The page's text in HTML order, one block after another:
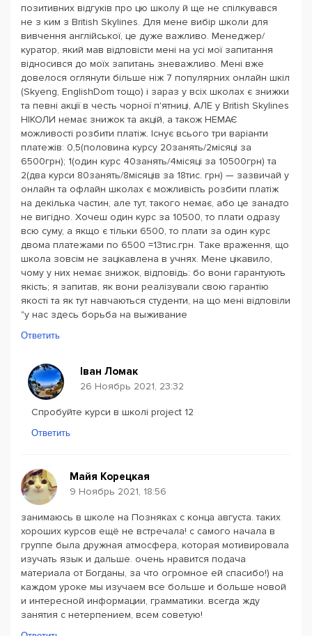
позитивних відгуків про цю школу й ще не спілкувався
не з ким з British Skylines. Для мене вибір школи для
вивчення англійської, це дуже важливо. Менеджер/
куратор, який мав відповісти мені на усі мої запитання
відносився до моїх запитань зневажливо. Мені вже
довелося оглянути більше ніж 7 популярних онлайн шкіл
(Skyeng, EnglishDom тощо) і зараз у всіх школах є знижки
та певні акції в честь чорної п'ятниці, АЛЕ у British Skylines
НІКОЛИ немає знижок та акцій, а також НЕМАЄ
можливості розбити платіж. Існує всього три варіанти
платежів: 0,5(половина курсу 20занять/2місяці за
6500грн); 1(один курс 40занять/4місяці за 10500грн) та
2(два курси 80занять/8місяців за 18тис. грн) — зазвичай у
онлайн та офлайн школах є можливість розбити платіж
на декілька частин, але тут, такого немає, або це занадто
не вигідно. Хочеш один курс за 10500, то плати одразу
всю суму, а якщо є тільки 6500, то плати за один курс
двома платежами по 6500 =13тис.грн. Таке враження, що
школа зовсім не зацікавлена в учнях. Мене цікавило,
чому у них немає знижок, відповідь: бо вони гарантують
якість; я запитав, як вони реалізували свою гарантію
якості та як тут навчаються студенти, на що мені відповіли
"у нас здесь борьба на выживание
Ответить
Іван Ломак
26 Ноябрь 2021, 23:32
Спробуйте курси в школі project 12
Ответить
Майя Корецкая
9 Ноябрь 2021, 18:56
занимаюсь в школе на Позняках с конца августа. таких
хороших курсов ещё не встречала! с самого начала в
группе была дружная атмосфера, которая мотивировала
изучать язык и дальше. очень нравится подача
материала от Богданы, за что огромное ей спасибо!) на
каждом уроке мы изучаем все больше и больше новой
и интересной информации, грамматики. всегда жду
занятия с нетерпением, всем советую!